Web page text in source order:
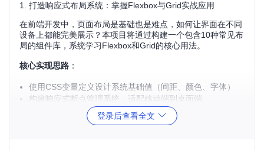
1. 打造响应式布局系统：掌握Flexbox与Grid实战应用
在前端开发中，页面布局是基础也是难点，如何让界面在不同
设备上都能完美展示？本项目将通过构建一个包含10种常见布
局的组件库，系统学习Flexbox和Grid的核心用法。
核心实现思路 ：
使用CSS变量定义设计系统基础值（间距、颜色、字体）
构建响应式断点管理系统，适配移动端到桌面端
实现常见布局模式：卡片网格、媒体对象、分栏布局等
登录后查看全文